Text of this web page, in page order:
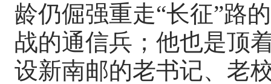
龄仍倔强重走“长征”路
战的通信兵；他也是顶
设新南邮的老书记、老